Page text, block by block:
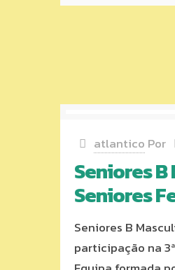
atlantico Por
Seniores
Seniores
Seniores B
participação na